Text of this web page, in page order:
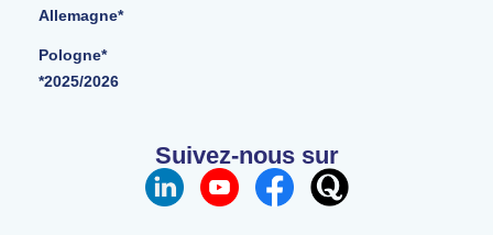
Allemagne*
Pologne*
*2025/2026
Suivez-nous sur